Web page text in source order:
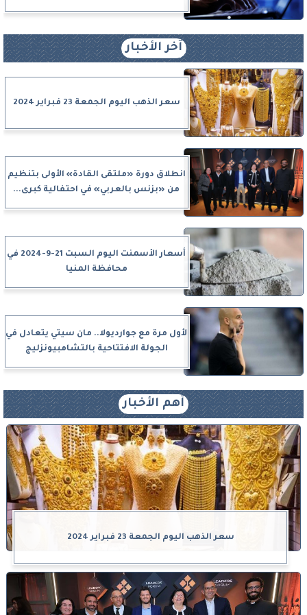
آخر الأخبار
سعر الذهب اليوم الجمعة 23 فبراير 2024
انطلاق دورة «ملتقى القادة» الأولى بتنظيم
من «بزنس بالعربي» في احتفالية كبرى...
أسعار الأسمنت اليوم السبت 21-9-2024 في
محافظة المنيا
لأول مرة مع جوارديولا.. مان سيتي يتعادل في
الجولة الافتتاحية بالتشامبيونزليج
أهم الأخبار
سعر الذهب اليوم الجمعة 23 فبراير 2024